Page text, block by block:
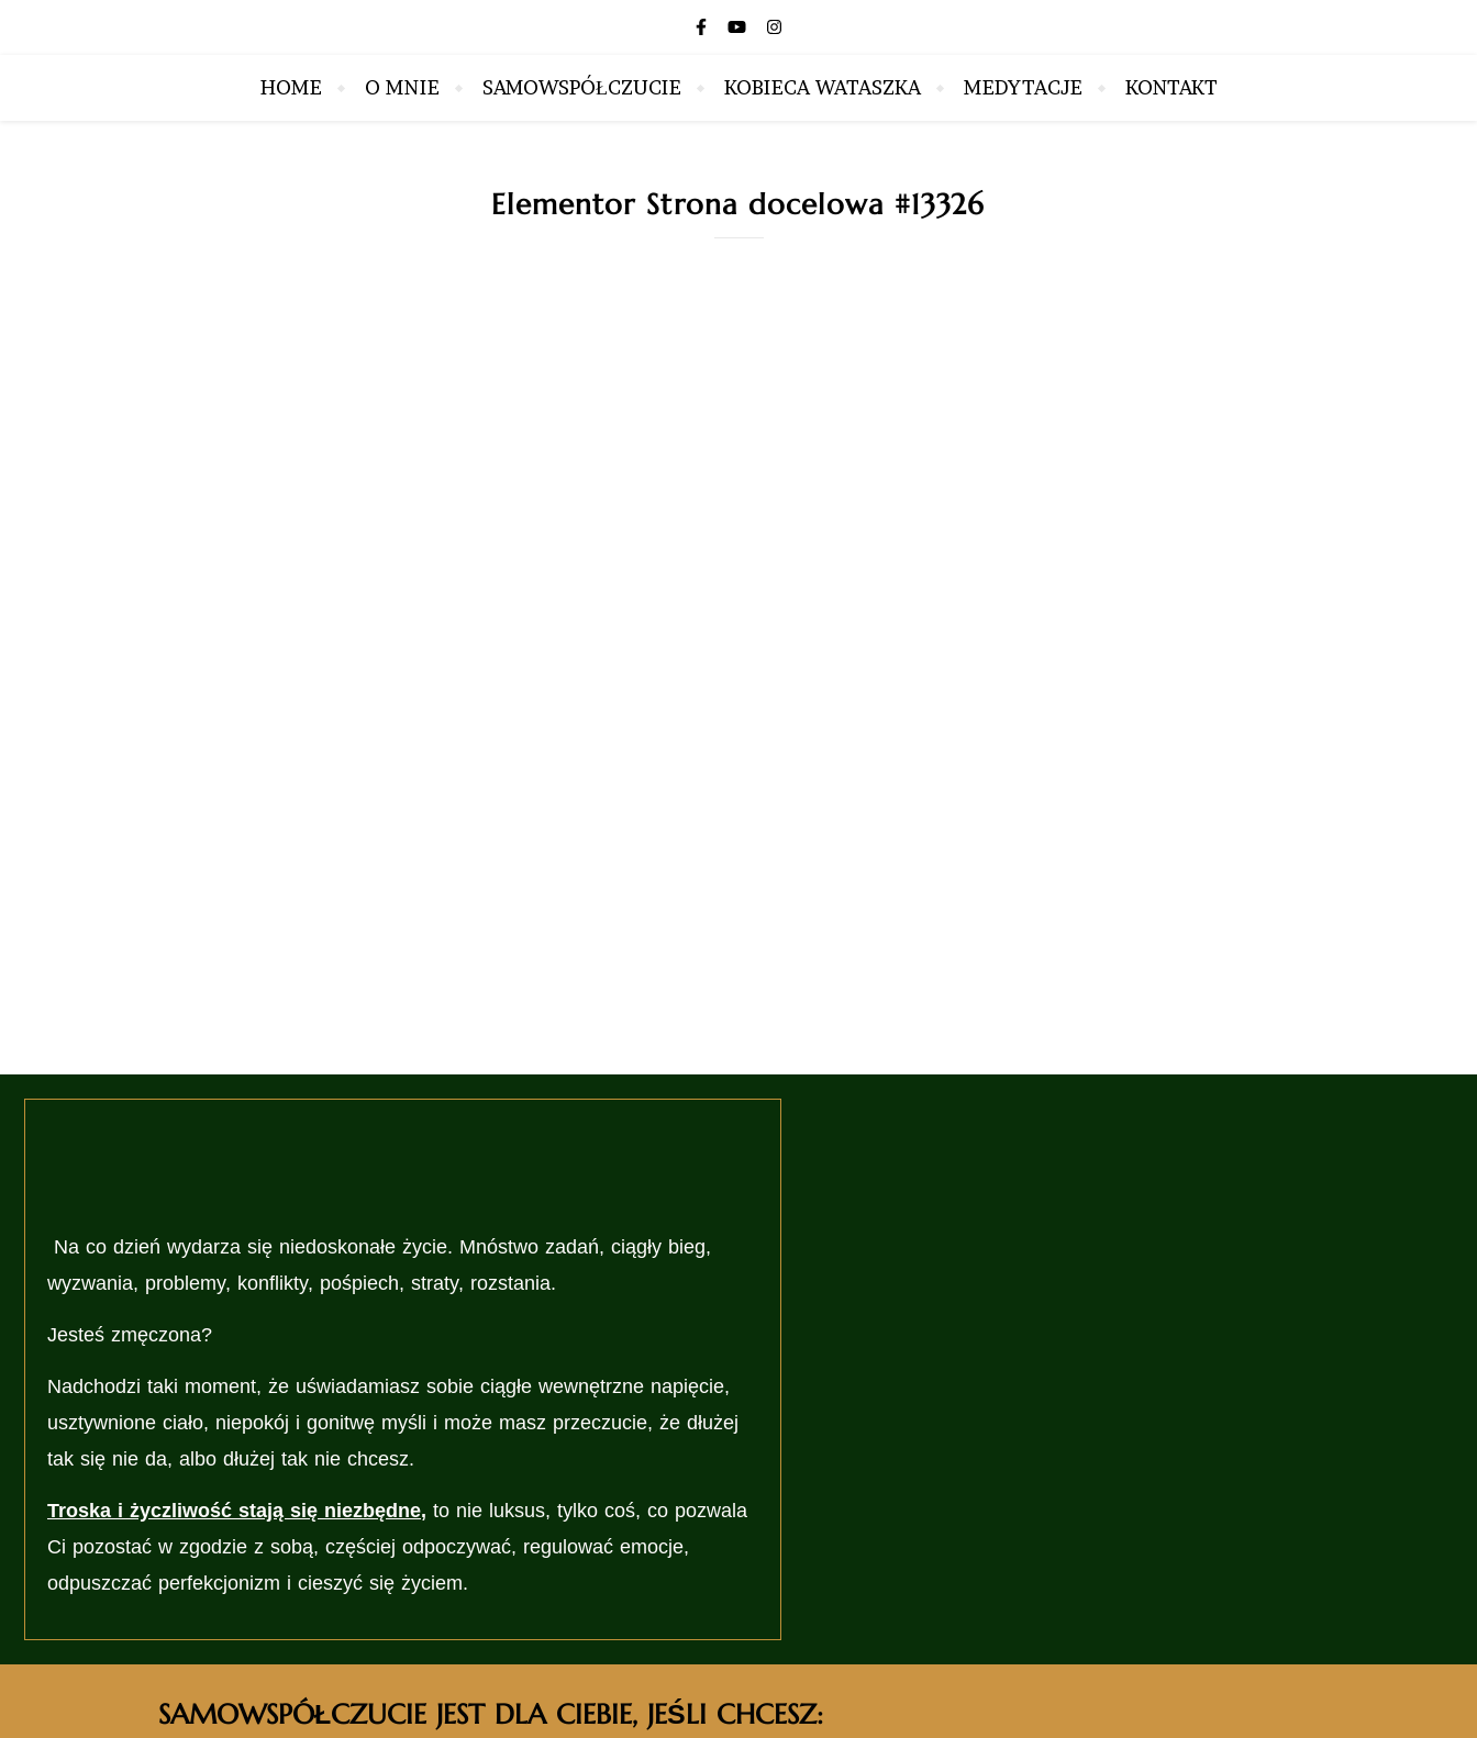
HOME O MNIE SAMOWSPÓŁCZUCIE KOBIECA WATASZKA MEDYTACJE KONTAKT
Elementor Strona docelowa #13326
Na co dzień wydarza się niedoskonałe życie. Mnóstwo zadań, ciągły bieg,
wyzwania, problemy, konflikty, pośpiech, straty, rozstania.
Jesteś zmęczona?
Nadchodzi taki moment, że uświadamiasz sobie ciągłe wewnętrzne napięcie,
usztywnione ciało, niepokój i gonitwę myśli i może masz przeczucie, że dłużej
tak się nie da, albo dłużej tak nie chcesz.
Troska i życzliwość stają się niezbędne, to nie luksus, tylko coś, co pozwala
Ci pozostać w zgodzie z sobą, częściej odpoczywać, regulować emocje,
odpuszczać perfekcjonizm i cieszyć się życiem.
SAMOWSPÓŁCZUCIE JEST DLA CIEBIE, JEŚLI CHCESZ: